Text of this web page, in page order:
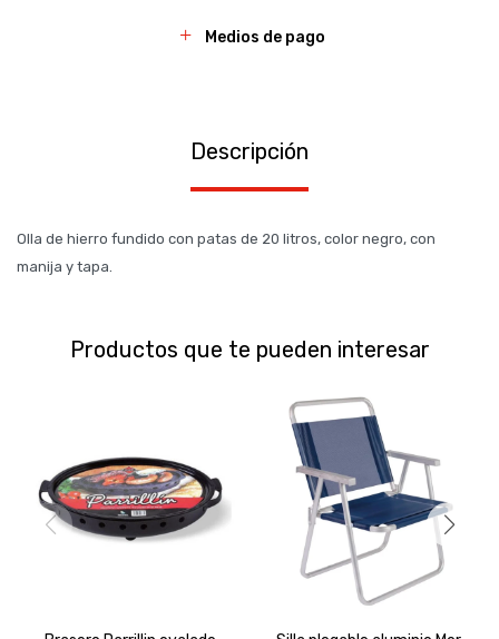
Medios de pago
Descripción
Olla de hierro fundido con patas de 20 litros, color negro, con
manija y tapa.
Productos que te pueden interesar